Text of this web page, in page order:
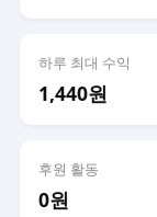
하루 최대 수익
1,440원
후원 활동
0원